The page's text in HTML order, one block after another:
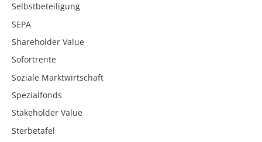
Selbstbeteiligung
SEPA
Shareholder Value
Sofortrente
Soziale Marktwirtschaft
Spezialfonds
Stakeholder Value
Sterbetafel